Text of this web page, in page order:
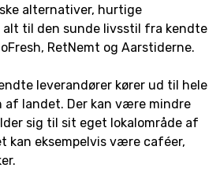
alternativer, hurtige
alt til den sunde livsstil fra kendte
RetNemt og Aarstiderne.
leverandører kører ud til hele
af landet. Der kan være mindre
sig til sit eget lokalområde af
kan eksempelvis være caféer,